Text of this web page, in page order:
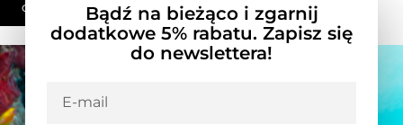
ODKRYJ NOWE, NIŻSZE CENY
Bądź na bieżąco i zgarnij
dodatkowe 5% rabatu. Zapisz się
do newslettera!